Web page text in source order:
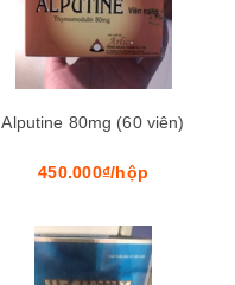
Alputine 80mg (60 viên)
450.000₫/hộp